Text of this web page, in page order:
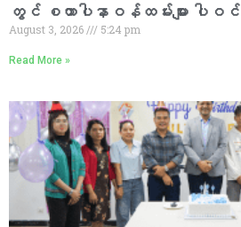
တွင် စထာပါနာဝန်ထမ်းများ ပါ
August 3, 2026 5:24 pm
Read More »